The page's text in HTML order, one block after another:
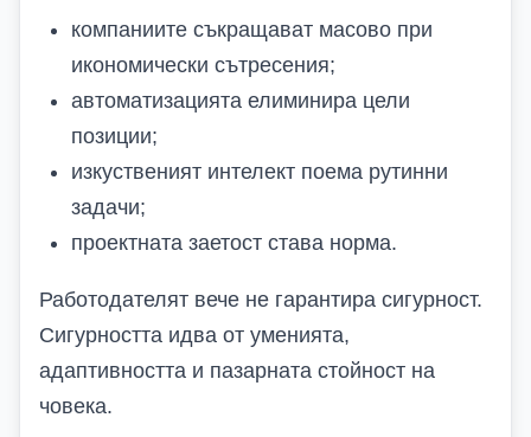
компаниите съкращават масово при
икономически сътресения;
автоматизацията елиминира цели
позиции;
изкуственият интелект поема рутинни
задачи;
проектната заетост става норма.
Работодателят вече не гарантира сигурност.
Сигурността идва от уменията,
адаптивността и пазарната стойност на
човека.